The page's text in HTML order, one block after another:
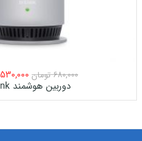
680,000 تومان 530,000
دوربین هوشمند D-Link